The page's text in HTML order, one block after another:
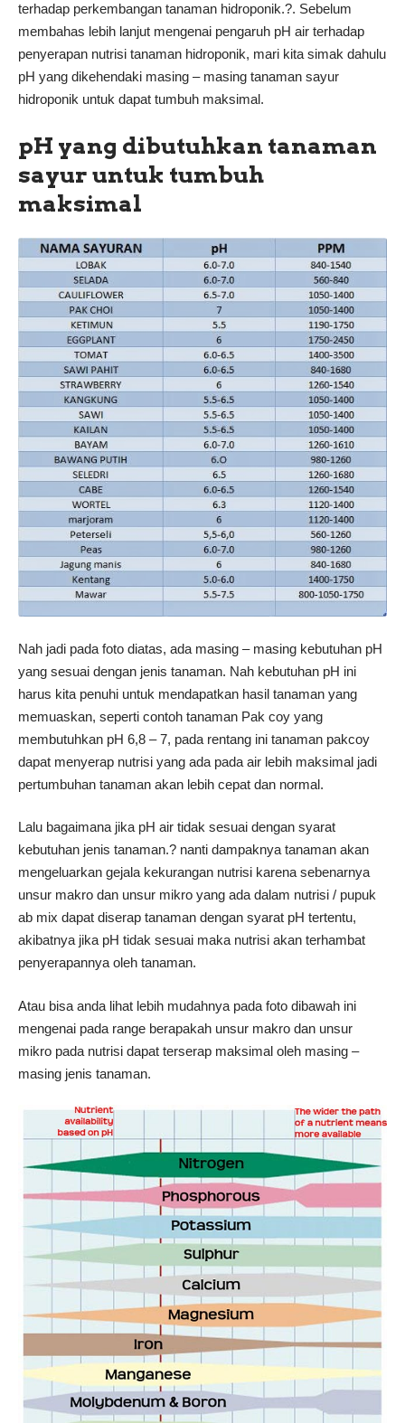
terhadap perkembangan tanaman hidroponik.?. Sebelum
membahas lebih lanjut mengenai pengaruh pH air terhadap
penyerapan nutrisi tanaman hidroponik, mari kita simak dahulu
pH yang dikehendaki masing – masing tanaman sayur
hidroponik untuk dapat tumbuh maksimal.
pH yang dibutuhkan tanaman
sayur untuk tumbuh
maksimal
Nah jadi pada foto diatas, ada masing – masing kebutuhan pH
yang sesuai dengan jenis tanaman. Nah kebutuhan pH ini
harus kita penuhi untuk mendapatkan hasil tanaman yang
memuaskan, seperti contoh tanaman Pak coy yang
membutuhkan pH 6,8 – 7, pada rentang ini tanaman pakcoy
dapat menyerap nutrisi yang ada pada air lebih maksimal jadi
pertumbuhan tanaman akan lebih cepat dan normal.
Lalu bagaimana jika pH air tidak sesuai dengan syarat
kebutuhan jenis tanaman.? nanti dampaknya tanaman akan
mengeluarkan gejala kekurangan nutrisi karena sebenarnya
unsur makro dan unsur mikro yang ada dalam nutrisi / pupuk
ab mix dapat diserap tanaman dengan syarat pH tertentu,
akibatnya jika pH tidak sesuai maka nutrisi akan terhambat
penyerapannya oleh tanaman.
Atau bisa anda lihat lebih mudahnya pada foto dibawah ini
mengenai pada range berapakah unsur makro dan unsur
mikro pada nutrisi dapat terserap maksimal oleh masing –
masing jenis tanaman.